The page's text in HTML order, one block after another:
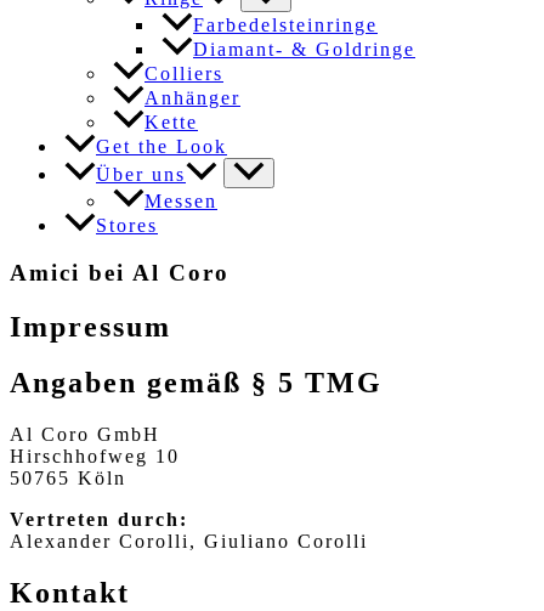
Farbedelsteinringe
Diamant- & Goldringe
Colliers
Anhänger
Kette
Get the Look
Über uns
Messen
Stores
Amici bei Al Coro
Impressum
Angaben gemäß § 5 TMG
Al Coro GmbH
Hirschhofweg 10
50765 Köln
Vertreten durch:
Alexander Corolli, Giuliano Corolli
Kontakt